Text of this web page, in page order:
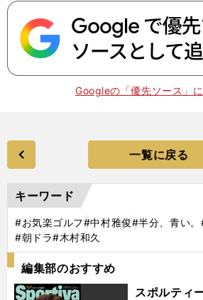
Googleの「優先ソース」
一覧に戻る
キーワード
#お気楽ゴルフ#中村雅俊#半分、青い。
#朝ドラ#木村和久
編集部のおすすめ
スポルティ